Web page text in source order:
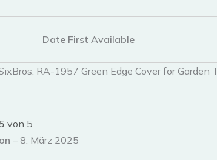
Date First Available
RA-1957 Green Edge Cover for Garden
von 5
– 8. März 2025